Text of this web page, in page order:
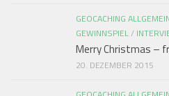
GEOCACHING
GEWINNSPIEL/
Merry Christmas –
20. DEZEMBER 2015